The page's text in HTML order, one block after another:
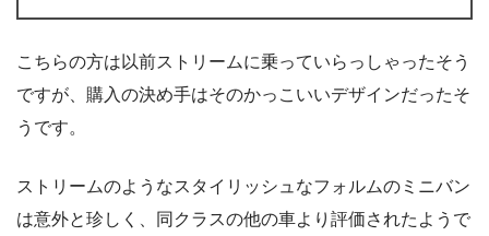
こちらの方は以前ストリームに乗っていらっしゃったそう
ですが、購入の決め手はそのかっこいいデザインだったそ
うです。
ストリームのようなスタイリッシュなフォルムのミニバン
は意外と珍しく、同クラスの他の車より評価されたようで